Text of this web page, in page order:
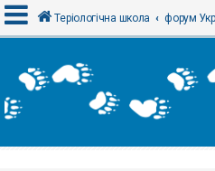
х
і
Теріологічна школа форум